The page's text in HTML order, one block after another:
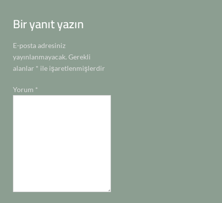
Bir yanıt yazın
E-posta adresiniz
yayınlanmayacak. Gerekli
alanlar * ile işaretlenmişlerdir
Yorum *